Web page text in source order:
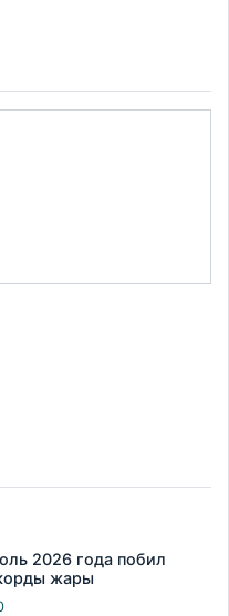
2026 года побил
жары